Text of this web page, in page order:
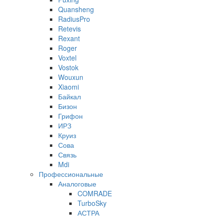
Quansheng
RadiusPro
Retevis
Rexant
Roger
Voxtel
Vostok
Wouxun
Xiaomi
Байкал
Бизон
Грифон
ИРЗ
Круиз
Сова
Связь
Mdi
Профессиональные
Аналоговые
COMRADE
TurboSky
АСТРА